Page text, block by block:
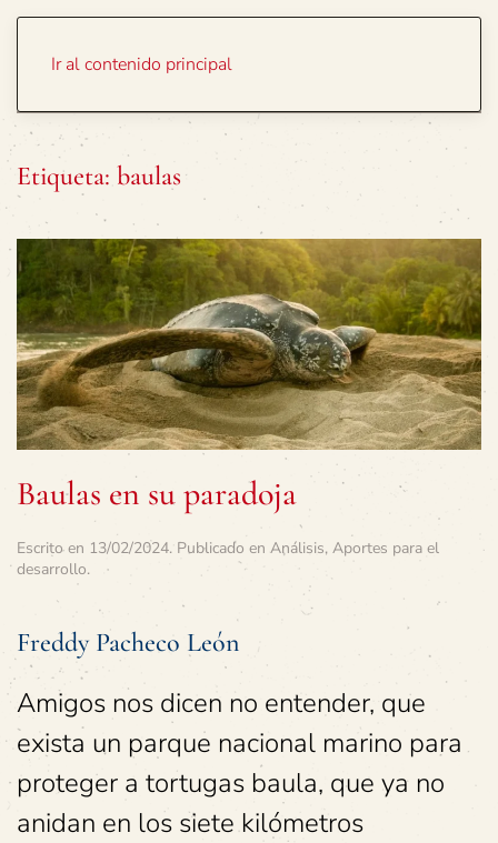
Ir al contenido principal
Etiqueta: baulas
Baulas en su paradoja
Escrito en 13/02/2024. Publicado en Análisis, Aportes para el
desarrollo.
Freddy Pacheco León
Amigos nos dicen no entender, que
exista un parque nacional marino para
proteger a tortugas baula, que ya no
anidan en los siete kilómetros